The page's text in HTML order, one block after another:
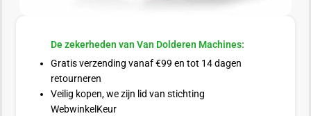
De zekerheden van Van Dolderen Machines:
Gratis verzending vanaf €99 en tot 14 dagen
retourneren
Veilig kopen, we zijn lid van stichting
WebwinkelKeur